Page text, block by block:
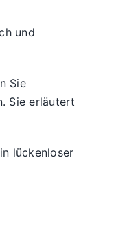
und
Sie
Sie erläutert
lückenloser